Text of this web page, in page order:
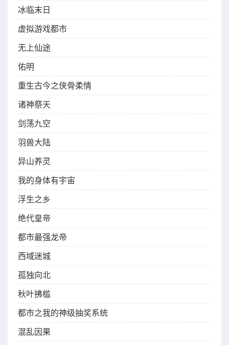
冰临末日
虚拟游戏都市
无上仙途
佑明
重生古今之侠骨柔情
诸神祭天
剑荡九空
羽兽大陆
异山养灵
我的身体有宇宙
浮生之乡
绝代皇帝
都市最强龙帝
西域迷城
孤独向北
秋叶拂槛
都市之我的神级抽奖系统
混乱因果